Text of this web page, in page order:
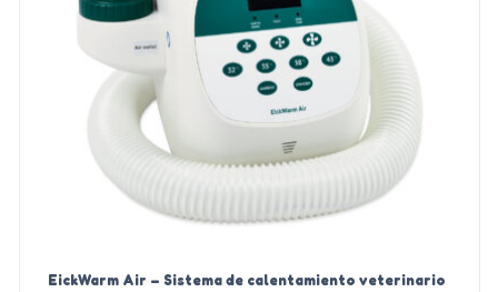
EickWarm Air – Sistema de calentamiento veterinario